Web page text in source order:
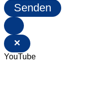
Senden
×
YouTube